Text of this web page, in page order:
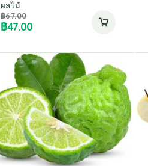
ผลไม้
฿67.00
฿47.00